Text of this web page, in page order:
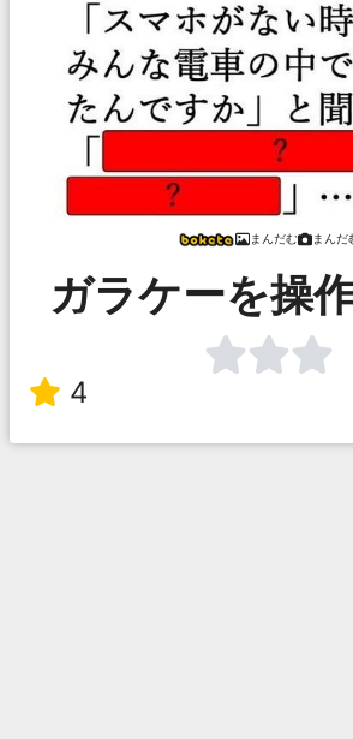
まんだむ まんだ
ガラケーを操
4